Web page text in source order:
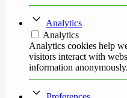
Analytics
Analytics
Analytics cookies help
visitors interact with
information anonymously.